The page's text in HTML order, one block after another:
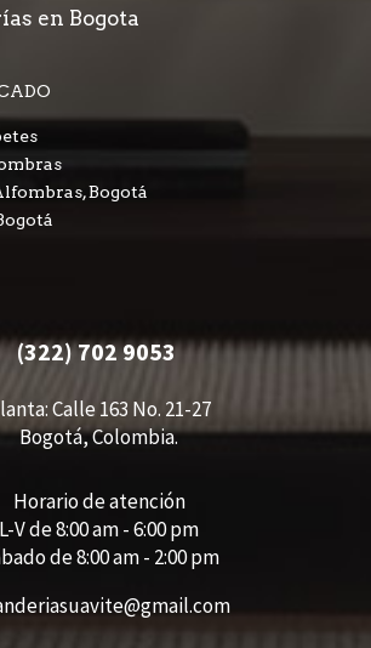
en Bogota
Bogotá
(322) 702 9053
Calle 163 No. 21-27
Bogotá, Colombia.
Horario de atención
L-V de 8:00 am - 6:00 pm
de 8:00 am - 2:00 pm